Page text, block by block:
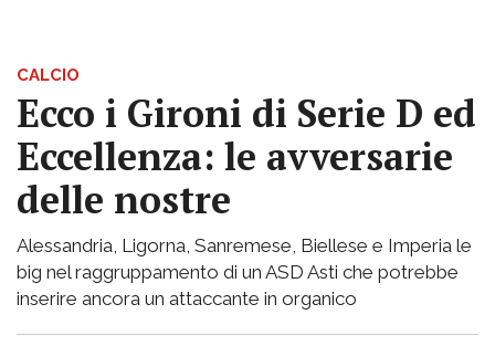
CALCIO
Ecco i Gironi di Serie D ed
Eccellenza: le avversarie
delle nostre
Alessandria, Ligorna, Sanremese, Biellese e Imperia le
big nel raggruppamento di un ASD Asti che potrebbe
inserire ancora un attaccante in organico